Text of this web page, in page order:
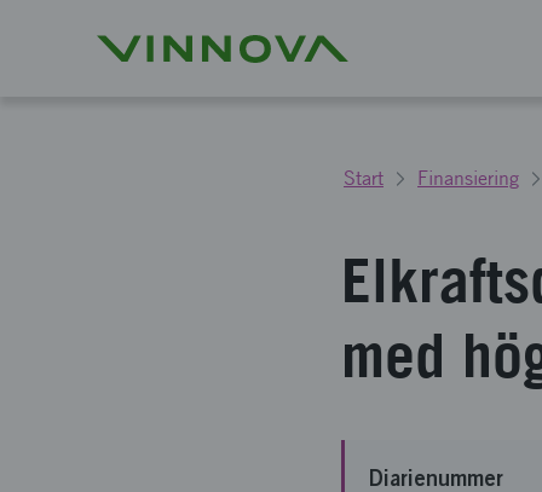
Start Finansiering
med
Diarienummer